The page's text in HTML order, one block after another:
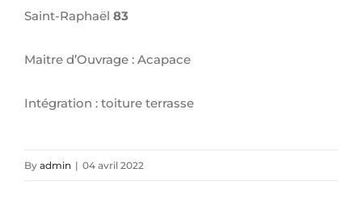
Saint-Raphaël 83
Maitre d’Ouvrage : Acapace
Intégration : toiture terrasse
By admin | 04 avril 2022